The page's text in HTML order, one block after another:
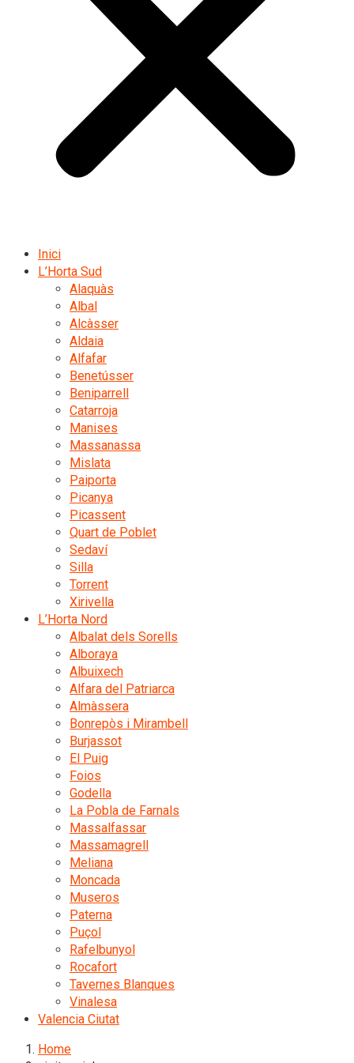
Inici
L’Horta Sud
Alaquàs
Albal
Alcàsser
Aldaia
Alfafar
Benetússer
Beniparrell
Catarroja
Manises
Massanassa
Mislata
Paiporta
Picanya
Picassent
Quart de Poblet
Sedaví
Silla
Torrent
Xirivella
L’Horta Nord
Albalat dels Sorells
Alboraya
Albuixech
Alfara del Patriarca
Almàssera
Bonrepòs i Mirambell
Burjassot
El Puig
Foios
Godella
La Pobla de Farnals
Massalfassar
Massamagrell
Meliana
Moncada
Museros
Paterna
Puçol
Rafelbunyol
Rocafort
Tavernes Blanques
Vinalesa
Valencia Ciutat
Home